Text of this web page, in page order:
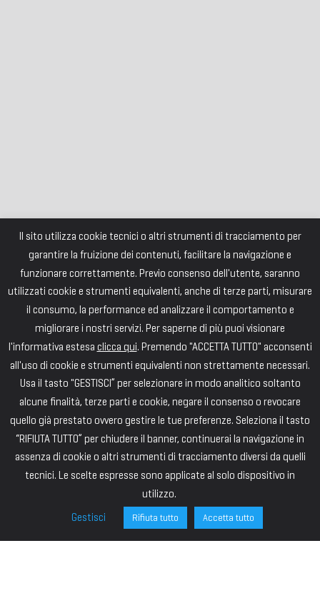
Il sito utilizza cookie tecnici o altri strumenti di tracciamento per
garantire la fruizione dei contenuti, facilitare la navigazione e
funzionare correttamente. Previo consenso dell'utente, saranno
utilizzati cookie e strumenti equivalenti, anche di terze parti, misurare
il consumo, la performance ed analizzare il comportamento e
migliorare i nostri servizi. Per saperne di più puoi visionare
l'informativa estesa clicca qui. Premendo "ACCETTA TUTTO" acconsenti
all'uso di cookie e strumenti equivalenti non strettamente necessari.
Usa il tasto "GESTISCI” per selezionare in modo analitico soltanto
alcune finalità, terze parti e cookie, negare il consenso o revocare
quello già prestato ovvero gestire le tue preferenze. Seleziona il tasto
“RIFIUTA TUTTO” per chiudere il banner, continuerai la navigazione in
assenza di cookie o altri strumenti di tracciamento diversi da quelli
tecnici. Le scelte espresse sono applicate al solo dispositivo in
utilizzo.
Gestisci
Rifiuta tutto Accetta tutto